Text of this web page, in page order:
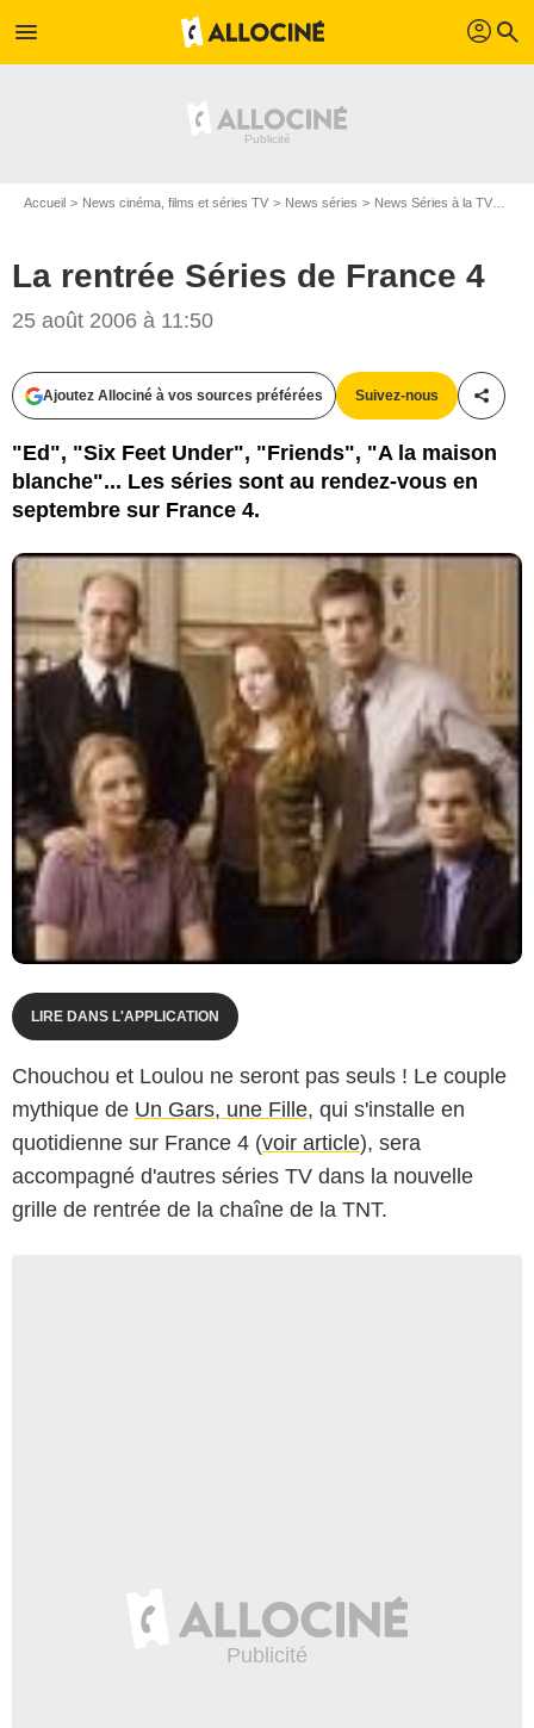
menu profil search
Accueil News cinéma, films et séries TV News séries News Séries à la TV
La rentrée Séries de France 4
25 août 2006 à 11:50
Ajoutez Allociné à vos sources préférées Suivez-nous
"Ed", "Six Feet Under", "Friends", "A la maison
blanche"... Les séries sont au rendez-vous en
septembre sur France 4.
LIRE DANS L'APPLICATION
Chouchou et Loulou ne seront pas seuls ! Le couple
mythique de Un Gars, une Fille, qui s'installe en
quotidienne sur France 4 (voir article), sera
accompagné d'autres séries TV dans la nouvelle
grille de rentrée de la chaîne de la TNT.